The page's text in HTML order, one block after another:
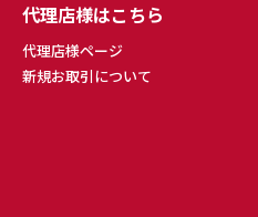
代理店様はこちら
代理店様ページ
新規お取引について